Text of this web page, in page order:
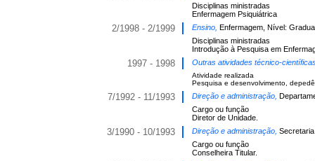
Disciplinas ministradas
Enfermagem Psiquiátrica
2/1998 - 2/1999 Ensino, Enfermagem, Nível:
Disciplinas ministradas
Introdução à Pesquisa em
1997 - 1998 Outras atividades técnico-
Atividade realizada
Pesquisa e desenvolvimento,
7/1992 - 11/1993 Direção e administração,
Cargo ou função
Diretor de Unidade.
3/1990 - 10/1993 Direção e administração,
Cargo ou função
Conselheira Titular.